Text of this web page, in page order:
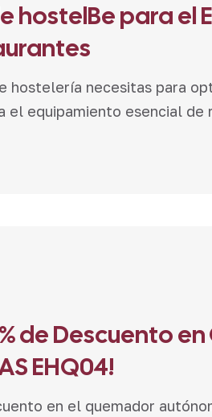
hostelBe para el
hostelería necesitas para
el equipamiento esencial de
de Descuento
EHQ04!
en el quemador